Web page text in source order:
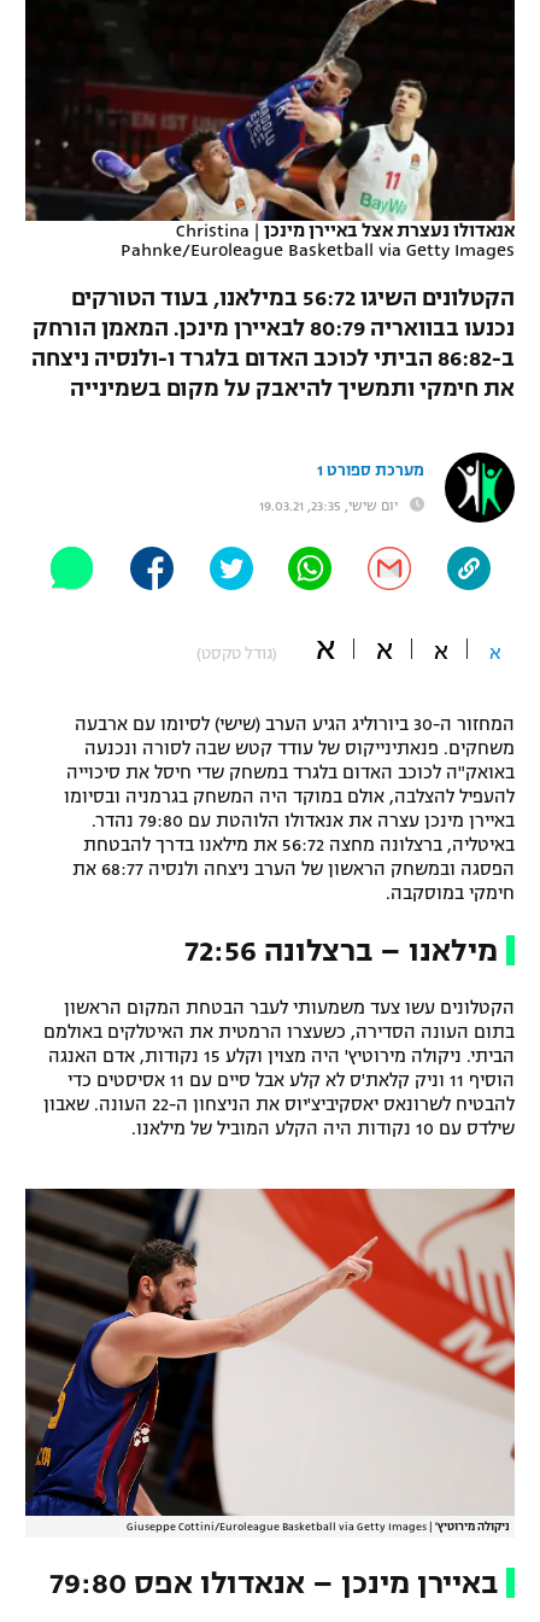
רץ ברשת
תוצאות
לוח שידורים
"מעל הליגה" – פודקאסט
"מחצית בשכונה" – פודקאסט
משתתפים וזוכים בפרסים
תקנון משתתפים וזוכים בפרסים
תקנון עבור פעילות אלקטרה
תקנון עבור פעילות ספורט 1 – "מרלן"
טניס
גיימינג E-Sports
תנאי שימוש
תקנון פעילות ספורט 1
רשיון להקרנה פומבית לבית עסק
לוח דרושים – ג'ובנט
תגיות
המגזין
מכבי חיפה
בית"ר ירושלים
מכבי תל אביב
הפועל תל אביב
הפועל חיפה
הפועל באר שבע
בני יהודה
ליגה איטלקית
ליגה צרפתית
ליגה הולנדית
ליגה טורקית
ליגה ברזילאית
ליגות נוספות
מכבי תל אביב
הפועל חולון
הפועל ירושלים
דני אבדיה
יורוקאפ
שחייה
ג'ודו
אגרוף
UFC
אופניים
ספורט מוטורי
פוטבול אמריקאי NFL
בייסבול MLB
ספורט אתגרי ואקסטרים
אומנויות לחימה
גיימינג E-Sports
אנאדולו נעצרת אצל באיירן מינכן |
Christina
Pahnke/Euroleague Basketball via Getty Images
הקטלונים השיגו 56:72 במילאנו, בעוד הטורקים
נכנעו בבוואריה 80:79 לבאיירן מינכן. המאמן הורחק
ב-86:82 הביתי לכוכב האדום בלגרד ו-ולנסיה ניצחה
את חימקי ותמשיך להיאבק על מקום בשמינייה
מערכת ספורט 1
יום שישי, 23:35, 19.03.21
א א א א (גודל טקסט)
המחזור ה-30 ביורוליג הגיע הערב (שישי) לסיומו עם ארבעה
משחקים. פנאתינייקוס של עודד קטש שבה לסורה ונכנעה
באואק"ה לכוכב האדום בלגרד במשחק שדי חיסל את סיכוייה
להעפיל להצלבה, אולם במוקד היה המשחק בגרמניה ובסיומו
באיירן מינכן עצרה את אנאדולו הלוהטת עם 79:80 נהדר.
באיטליה, ברצלונה מחצה 56:72 את מילאנו בדרך להבטחת
הפסגה ובמשחק הראשון של הערב ניצחה ולנסיה 68:77 את
חימקי במוסקבה.
מילאנו – ברצלונה 72:56
הקטלונים עשו צעד משמעותי לעבר הבטחת המקום הראשון
בתום העונה הסדירה, כשעצרו הרמטית את האיטלקים באולמם
הביתי. ניקולה מירוטיץ' היה מצוין וקלע 15 נקודות, אדם האנגה
הוסיף 11 וניק קלאת'ס לא קלע אבל סיים עם 11 אסיסטים כדי
להבטיח לשרונאס יאסקיביצ'יוס את הניצחון ה-22 העונה. שאבון
שילדס עם 10 נקודות היה הקלע המוביל של מילאנו.
ניקולה מירוטיץ' Giuseppe Cottini/Euroleague Basketball via Getty Images
באיירן מינכן – אנאדולו אפס 79:80